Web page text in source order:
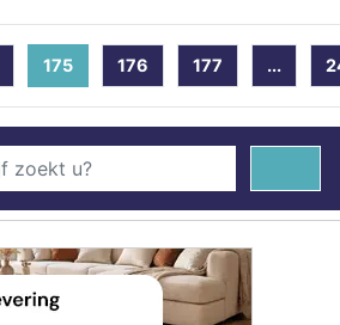
175 (current)
176 177 ...